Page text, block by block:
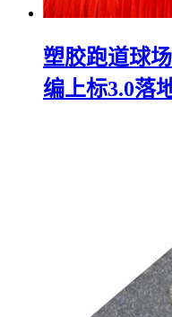
塑胶跑道球
编上标3.0落